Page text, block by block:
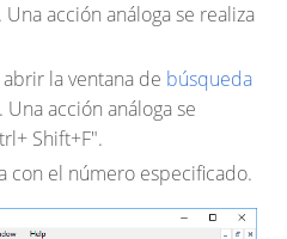
acción análoga se realiza
abrir la ventana de búsqueda
. Una acción análoga se
Shift+F".
con el número especificado.